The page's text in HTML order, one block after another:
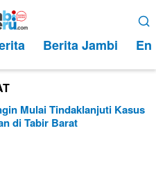
Berita Jambi
Mulai Tindaklanjuti Kasus
di Tabir Barat